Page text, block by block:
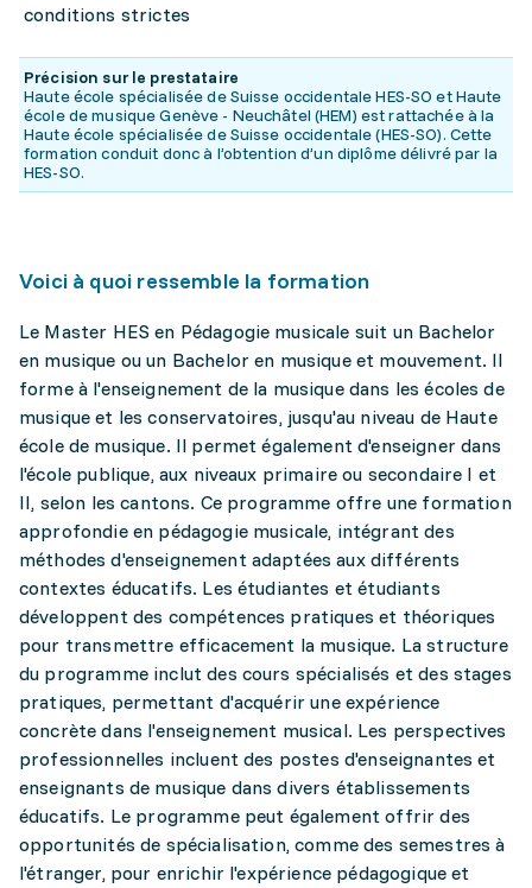
conditions strictes
Précision sur le prestataire
Haute école spécialisée de Suisse occidentale HES-SO et Haute
école de musique Genève - Neuchâtel (HEM) est rattachée à la
Haute école spécialisée de Suisse occidentale (HES-SO). Cette
formation conduit donc à l’obtention d’un diplôme délivré par la
HES-SO.
Voici à quoi ressemble la formation
Le Master HES en Pédagogie musicale suit un Bachelor
en musique ou un Bachelor en musique et mouvement. Il
forme à l'enseignement de la musique dans les écoles de
musique et les conservatoires, jusqu'au niveau de Haute
école de musique. Il permet également d'enseigner dans
l'école publique, aux niveaux primaire ou secondaire I et
II, selon les cantons. Ce programme offre une formation
approfondie en pédagogie musicale, intégrant des
méthodes d'enseignement adaptées aux différents
contextes éducatifs. Les étudiantes et étudiants
développent des compétences pratiques et théoriques
pour transmettre efficacement la musique. La structure
du programme inclut des cours spécialisés et des stages
pratiques, permettant d'acquérir une expérience
concrète dans l'enseignement musical. Les perspectives
professionnelles incluent des postes d'enseignantes et
enseignants de musique dans divers établissements
éducatifs. Le programme peut également offrir des
opportunités de spécialisation, comme des semestres à
l'étranger, pour enrichir l'expérience pédagogique et